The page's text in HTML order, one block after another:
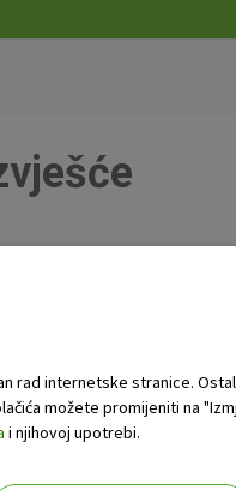
rad internetske stranice.
možete promijeniti na
i njihovoj upotrebi.